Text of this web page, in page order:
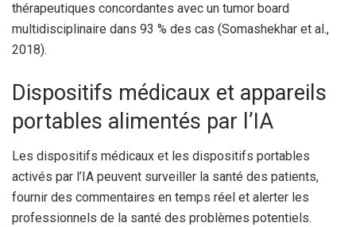
thérapeutiques concordantes avec un tumor board
multidisciplinaire dans 93 % des cas (Somashekhar et al.,
2018).
Dispositifs médicaux et appareils
portables alimentés par l’IA
Les dispositifs médicaux et les dispositifs portables
activés par l’IA peuvent surveiller la santé des patients,
fournir des commentaires en temps réel et alerter les
professionnels de la santé des problèmes potentiels.